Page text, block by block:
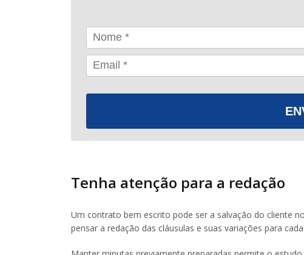
Tenha atenção para a redação
Um contrato bem escrito pode ser a salvação do cliente
pensar a redação das cláusulas e suas variações para